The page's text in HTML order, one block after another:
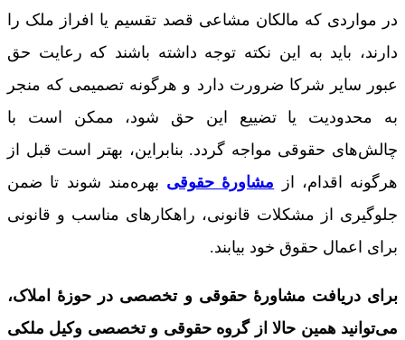
در مواردی که مالکان مشاعی قصد تقسیم یا افراز ملک را
دارند، باید به این نکته توجه داشته باشند که رعایت حق
عبور سایر شرکا ضرورت دارد و هرگونه تصمیمی که منجر
به محدودیت یا تضییع این حق شود، ممکن است با
چالش‌های حقوقی مواجه گردد. بنابراین، بهتر است قبل از
هرگونه اقدام، از مشاورۀ حقوقی بهره‌مند شوند تا ضمن
جلوگیری از مشکلات قانونی، راهکارهای مناسب و قانونی
برای اعمال حقوق خود بیابند.
برای دریافت مشاورۀ حقوقی و تخصصی در حوزۀ املاک،
می‌توانید همین حالا از گروه حقوقی و تخصصی وکیل ملکی